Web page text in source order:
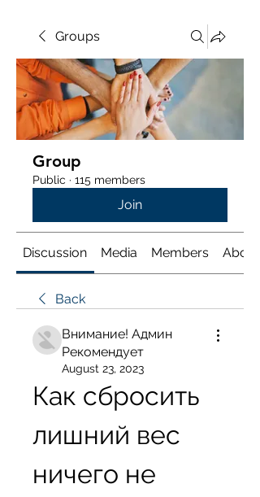
Groups
Group
Public · 115 members
Join
Discussion Media Members About
Back
Внимание! Админ
Рекомендует
August 23, 2023
Как сбросить
лишний вес
ничего не